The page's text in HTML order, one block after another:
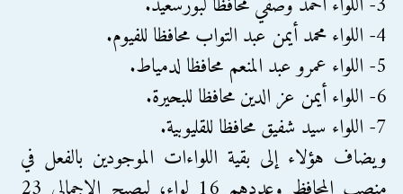
4- اللواء محمد أيمن عبد التواب محافظا للفيوم.
5- اللواء عمرو عبد المنعم محافظا لدمياط.
6- اللواء أيمن عز الدين محافظا للبحيرة.
7- اللواء سيد شفيق محافظا للقليوبية.
ويضاف هؤلاء إلى بقية اللواءات الموجودين بالفعل في